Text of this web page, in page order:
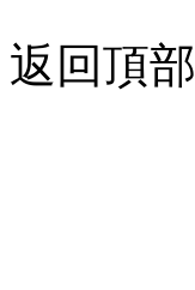
返回頂部